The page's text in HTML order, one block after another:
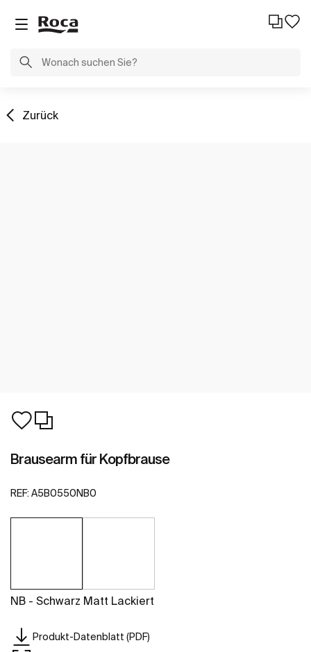
Zurück
Brausearm für Kopfbrause
REF: A5B0550NB0
NB - Schwarz Matt Lackiert
Produkt-Datenblatt (PDF)